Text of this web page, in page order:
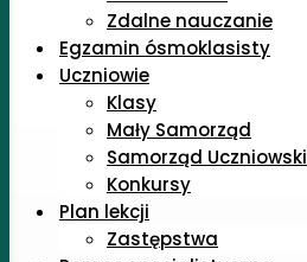
Zdalne nauczanie
Egzamin ósmoklasisty
Uczniowie
Klasy
Mały Samorząd
Samorząd Uczniowski
Konkursy
Plan lekcji
Zastępstwa